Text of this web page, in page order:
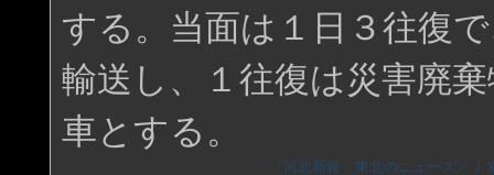
する。当面は１日３往復
輸送し、１往復は災害廃
車とする。